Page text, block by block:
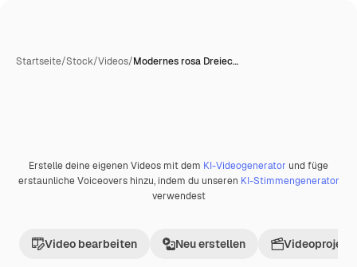
Startseite/Stock/Videos/Modernes rosa Dreiec…
Erstelle deine eigenen Videos mit dem KI-Videogenerator und füge
erstaunliche Voiceovers hinzu, indem du unseren KI-Stimmengenerator
verwendest
Video bearbeiten Neu erstellen Videoprojekt